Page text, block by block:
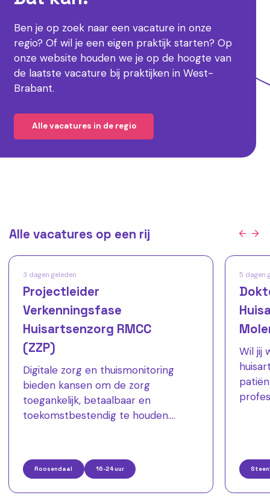
Ben je op zoek naar een vacature in onze
regio? Of wil je een eigen praktijk starten? Op
onze website houden we je op de hoogte van
de laatste vacature bij praktijken in West-
Brabant.
Alle vacatures in de regio
Alle vacatures op een rij
3 dagen geleden
Projectleider
Verkenningsfase
Huisartsenzorg RMCC
(ZZP)
Digitale zorg en thuismonitoring
bieden kansen om de zorg
toegankelijk, betaalbaar en
toekomstbestendig te houden.
een ervaren projectleider die een
belangrijke verkenningsfase binnen
het Regionaal Monitoring- en
Roosendaal 16-24 uur
5 dagen
Wil jij